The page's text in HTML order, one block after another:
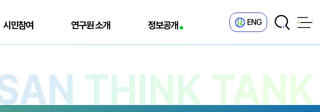
시민참여 연구원 소개 정보공개 ENG